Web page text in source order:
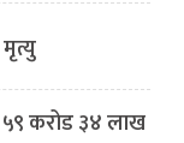
५९ करोड ३४ लाख